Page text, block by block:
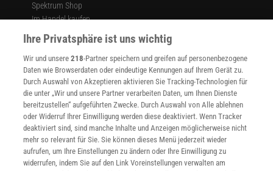
Spektrum Shop
Im Handel kaufen
Presse
Verträge kündigen
Widerruf
INFO
Mediadaten
Datenschutz
Nutzungsbedingungen
Cookie-Einstellungen
Utiq verwalten
Nutzungsbasierte Onlinewerbung
Ihre Privatsphäre ist uns wichtig
Wir und unsere218-Partner speichern und greifen auf personenbezogene
Daten wie Browserdaten oder eindeutige Kennungen auf Ihrem Gerät zu.
Durch Auswahl von Akzeptieren aktivieren Sie Tracking-Technologien für
die unter „Wir und unsere Partner verarbeiten Daten, um Ihnen Dienste
bereitzustellen“ aufgeführten Zwecke. Durch Auswahl von Alle ablehnen
oder Widerruf Ihrer Einwilligung werden diese deaktiviert. Wenn Tracker
deaktiviert sind, sind manche Inhalte und Anzeigen möglicherweise nicht
mehr so relevant für Sie. Sie können dieses Menü jederzeit wieder
aufrufen, um Ihre Einstellungen zu ändern oder Ihre Einwilligung zu
widerrufen, indem Sie auf den Link Voreinstellungen verwalten am